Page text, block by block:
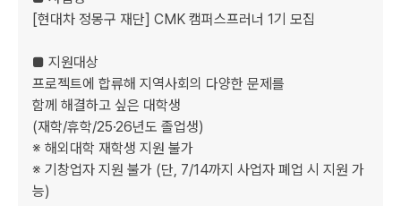
[현대차 정몽구 재단] CMK 캠퍼스프러너 1기 모집
■ 지원대상
프로젝트에 합류해 지역사회의 다양한 문제를
함께 해결하고 싶은 대학생
(재학/휴학/25·26년도 졸업생)
※ 해외대학 재학생 지원 불가
※ 기창업자 지원 불가 (단, 7/14까지 사업자 폐업 시 지원 가
능)